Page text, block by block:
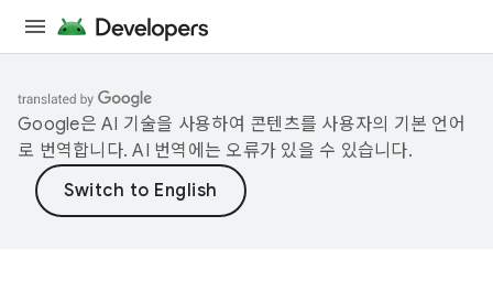
Google은 AI 기술을 사용하여 콘텐츠를 사용자의 기본 언어
로 번역합니다. AI 번역에는 오류가 있을 수 있습니다.